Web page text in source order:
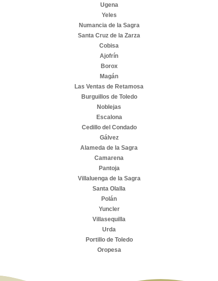
Ugena
Yeles
Numancia de la Sagra
Santa Cruz de la Zarza
Cobisa
Ajofrín
Borox
Magán
Las Ventas de Retamosa
Burguillos de Toledo
Noblejas
Escalona
Cedillo del Condado
Gálvez
Alameda de la Sagra
Camarena
Pantoja
Villaluenga de la Sagra
Santa Olalla
Polán
Yuncler
Villasequilla
Urda
Portillo de Toledo
Oropesa